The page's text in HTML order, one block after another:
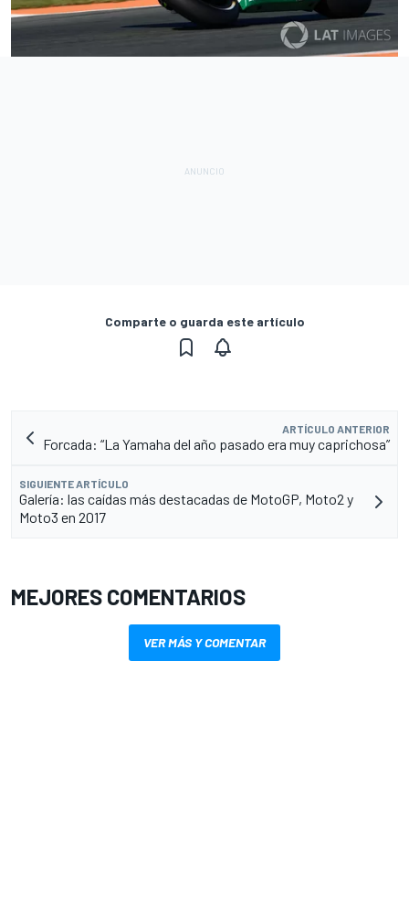
Comparte o guarda este artículo
ARTÍCULO ANTERIOR
Forcada: “La Yamaha del año pasado era muy caprichosa”
SIGUIENTE ARTÍCULO
Galería: las caídas más destacadas de MotoGP, Moto2 y
Moto3 en 2017
MEJORES COMENTARIOS
VER MÁS Y COMENTAR